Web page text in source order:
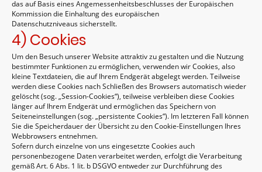
das auf Basis eines Angemessenheitsbeschlusses der Europäischen
Kommission die Einhaltung des europäischen
Datenschutzniveaus sicherstellt.
4) Cookies
Um den Besuch unserer Website attraktiv zu gestalten und die Nutzung
bestimmter Funktionen zu ermöglichen, verwenden wir Cookies, also
kleine Textdateien, die auf Ihrem Endgerät abgelegt werden. Teilweise
werden diese Cookies nach Schließen des Browsers automatisch wieder
gelöscht (sog. „Session-Cookies“), teilweise verbleiben diese Cookies
länger auf Ihrem Endgerät und ermöglichen das Speichern von
Seiteneinstellungen (sog. „persistente Cookies“). Im letzteren Fall können
Sie die Speicherdauer der Übersicht zu den Cookie-Einstellungen Ihres
Webbrowsers entnehmen.
Sofern durch einzelne von uns eingesetzte Cookies auch
personenbezogene Daten verarbeitet werden, erfolgt die Verarbeitung
gemäß Art. 6 Abs. 1 lit. b DSGVO entweder zur Durchführung des